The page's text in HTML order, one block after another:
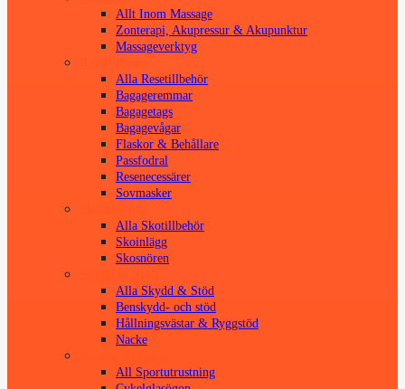
Allt Inom Massage
Zonterapi, Akupressur & Akupunktur
Massageverktyg
Alla Resetillbehör
Bagageremmar
Bagagetags
Bagagevågar
Flaskor & Behållare
Passfodral
Resenecessärer
Sovmasker
Alla Skotillbehör
Skoinlägg
Skosnören
Alla Skydd & Stöd
Benskydd- och stöd
Hållningsvästar & Ryggstöd
Nacke
All Sportutrustning